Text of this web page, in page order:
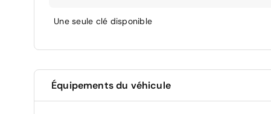
Une seule clé disponible
Équipements du véhicule